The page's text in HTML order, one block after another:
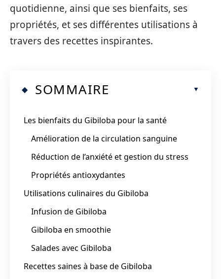
quotidienne, ainsi que ses bienfaits, ses
propriétés, et ses différentes utilisations à
travers des recettes inspirantes.
SOMMAIRE
Les bienfaits du Gibiloba pour la santé
Amélioration de la circulation sanguine
Réduction de l’anxiété et gestion du stress
Propriétés antioxydantes
Utilisations culinaires du Gibiloba
Infusion de Gibiloba
Gibiloba en smoothie
Salades avec Gibiloba
Recettes saines à base de Gibiloba